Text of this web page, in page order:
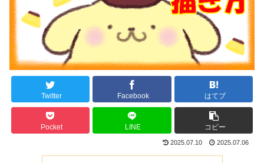
Twitter Facebook はてブ
Pocket LINE コピー
2025.07.10 2025.07.06